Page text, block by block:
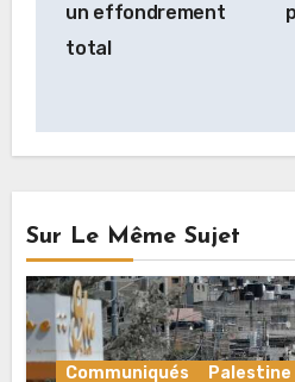
un effondrement
total
Sur Le Même Sujet
Communiqués Palestine